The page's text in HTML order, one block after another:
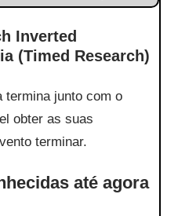
(Timed Research)
termina junto com o
obter as suas
terminar.
até agora